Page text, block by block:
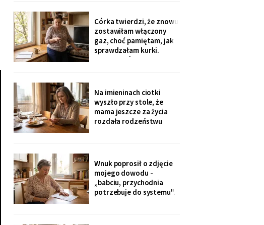
spotkałam dawną
sąsiadkę stamtąd: „Co
weekend inni ludzie z
walizkami, klucze w
skrzynce na szyfr.
Córka twierdzi, że znowu
zostawiłam włączony
gaz, choć pamiętam, jak
sprawdzałam kurki.
Klucze, które „zgubiłam",
sąsiadka wspomniała, że
córka była u mnie we
wtorek - kiedy ja
siedziałam w przychodni.
Nigdy nie dawałam
Na imieninach ciotki
wyszło przy stole, że
mama jeszcze za życia
rozdała rodzeństwu
dostałam jej różaniec, po
pogrzebie, z szuflady.
Siostra wyjaśniła: „Ty i
tak zawsze byłaś
ustawiona."
Wnuk poprosił o zdjęcie
mojego dowodu -
„babciu, przychodnia
potrzebuje do systemu".